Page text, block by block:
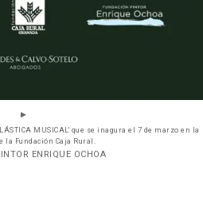
MUSICAL' que se inagura el 7 de marzo en la
la Fundación Caja Rural.
ENRIQUE OCHOA